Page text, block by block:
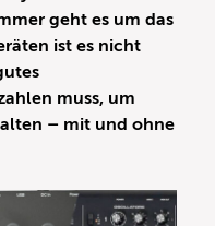
geht es um das
ist es nicht
muss, um
– mit und ohne